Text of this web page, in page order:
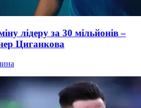
лідеру за 30 мільйонів –
Циганкова